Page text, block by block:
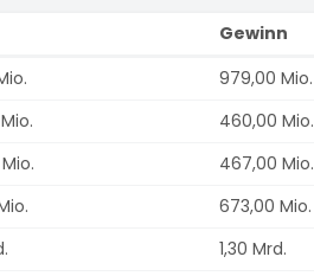
Gewinn
979,00 Mio.
460,00 Mio.
467,00 Mio.
673,00 Mio.
1,30 Mrd.